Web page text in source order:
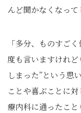
んど聞かなくなって
「多分、ものすご
度も言いますけれ
しまった”という思
ことや喜ぶことに
療内科に通ったこ